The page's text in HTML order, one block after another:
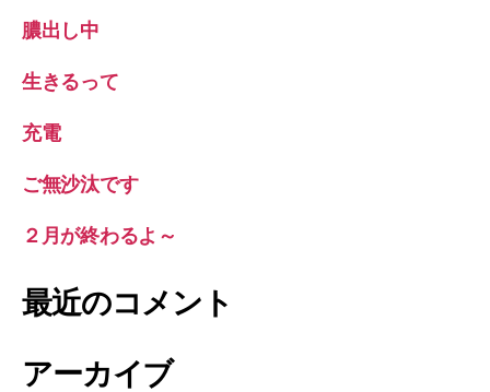
膿出し中
生きるって
充電
ご無沙汰です
２月が終わるよ～
最近のコメント
アーカイブ